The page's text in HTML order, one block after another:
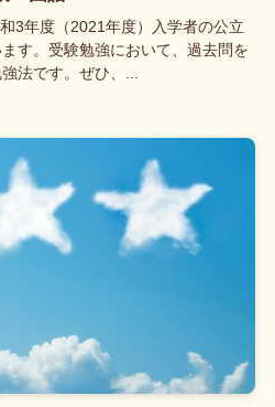
3年度（2021年度）入学者の公立
す。受験勉強において、過去問を
法です。ぜひ、...